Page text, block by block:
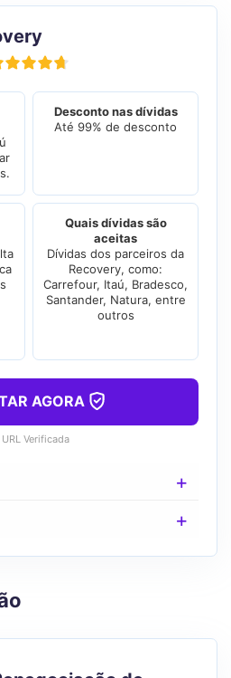
Desconto nas dívidas
Até 99% de desconto
Quais dívidas são
aceitas
Dívidas dos parceiros da
Recovery, como:
Carrefour, Itaú, Bradesco,
Santander, Natura, entre
outros
AGORA
URL Verificada